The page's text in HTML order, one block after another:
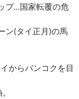
プ…国家転覆の危
ン(タイ正月)の馬
からバンコクを目